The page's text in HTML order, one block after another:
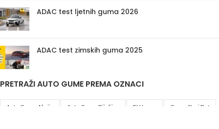
ADAC test ljetnih guma 2026
ADAC test zimskih guma 2025
PRETRAŽI AUTO GUME PREMA OZNACI
Auto Gume Akcija Auto Gume Bijeljina EU Lager Gume Stari Dot